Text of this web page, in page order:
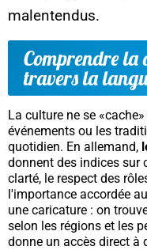
malentendus.
Comprendre
travers la
La culture ne se
événements ou les
quotidien. En allemand,
donnent des indices sur
clarté, le respect des
l'importance accordée
une caricature : on
selon les régions et les
donne un accès direct à